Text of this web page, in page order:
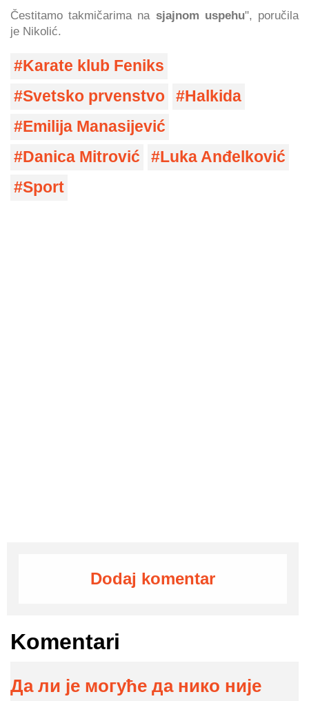
Čestitamo takmičarima na sjajnom uspehu", poručila
je Nikolić.
Karate klub Feniks
Svetsko prvenstvo
Halkida
Emilija Manasijević
Danica Mitrović
Luka Anđelković
Sport
Dodaj komentar
Komentari
Да ли је могуће да нико није